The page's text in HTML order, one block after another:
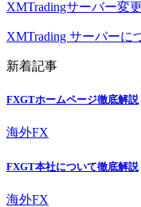
XMTradingサーバー変
XMTrading サーバーに
新着記事
FXGTホームページ徹底解説
海外FX
FXGT本社について徹底解説
海外FX